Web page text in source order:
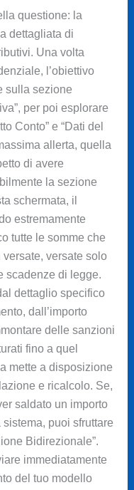
questione: la
dettagliata di
Una volta
l’obiettivo
sulla sezione
per poi esplorare
Conto” e “Dati del
allerta, quella
di avere
la sezione
schermata, il
estremamente
tutte le somme che
versate, versate solo
scadenze di legge.
dettaglio specifico
dall’importo
delle sanzioni
fino a quel
mette a disposizione
e ricalcolo. Se,
saldato un importo
puoi sfruttare
Bidirezionale”.
immediatamente
del tuo modello